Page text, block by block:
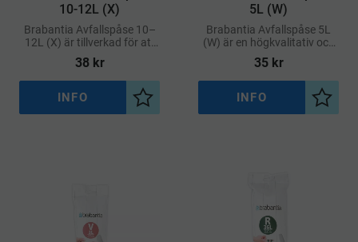
10-12L (X)
Brabantia Avfallspåse 10–
12L (X) är tillverkad för att
ge en exakt och snygg
passform i Brabantia-hinkar
med kod X
38kr
Lägg till i önskelista
INFO
5L (W)
Brabantia Avfallspåse 5L
(W) är en högkvalitativ och
specialanpassad soppåse
utformad för Brabantias
avfallshinkar märkta med
kod W
35kr
Lägg
INFO